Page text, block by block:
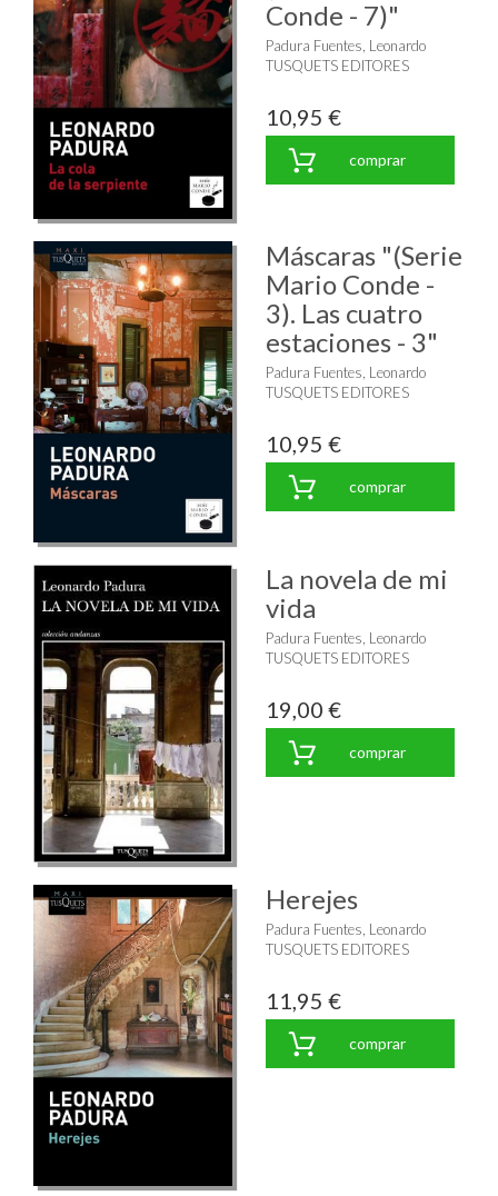
Conde - 7)"
Padura Fuentes, Leonardo
TUSQUETS EDITORES
10,95 €
comprar
Máscaras "(Serie
Mario Conde -
3). Las cuatro
estaciones - 3"
Padura Fuentes, Leonardo
TUSQUETS EDITORES
10,95 €
comprar
La novela de mi
vida
Padura Fuentes, Leonardo
TUSQUETS EDITORES
19,00 €
comprar
Herejes
Padura Fuentes, Leonardo
TUSQUETS EDITORES
11,95 €
comprar